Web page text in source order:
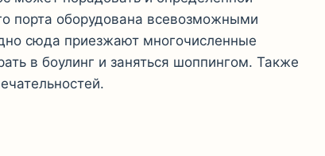
порта оборудована всевозможными
сюда приезжают многочисленные
в боулинг и заняться шоппингом. Также